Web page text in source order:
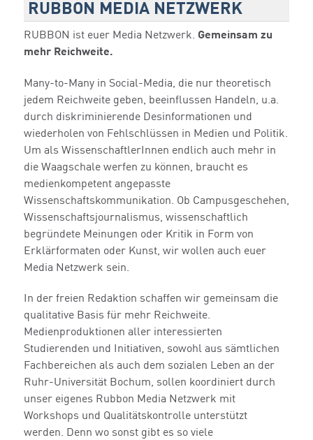
RUBBON MEDIA NETZWERK
RUBBON ist euer Media Netzwerk. Gemeinsam zu
mehr Reichweite.
Many-to-Many in Social-Media, die nur theoretisch
jedem Reichweite geben, beeinflussen Handeln, u.a.
durch diskriminierende Desinformationen und
wiederholen von Fehlschlüssen in Medien und Politik.
Um als WissenschaftlerInnen endlich auch mehr in
die Waagschale werfen zu können, braucht es
medienkompetent angepasste
Wissenschaftskommunikation. Ob Campusgeschehen,
Wissenschaftsjournalismus, wissenschaftlich
begründete Meinungen oder Kritik in Form von
Erklärformaten oder Kunst, wir wollen auch euer
Media Netzwerk sein.
In der freien Redaktion schaffen wir gemeinsam die
qualitative Basis für mehr Reichweite.
Medienproduktionen aller interessierten
Studierenden und Initiativen, sowohl aus sämtlichen
Fachbereichen als auch dem sozialen Leben an der
Ruhr-Universität Bochum, sollen koordiniert durch
unser eigenes Rubbon Media Netzwerk mit
Workshops und Qualitätskontrolle unterstützt
werden. Denn wo sonst gibt es so viele